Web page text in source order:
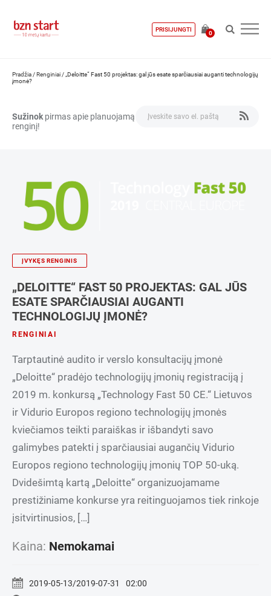
PRISIJUNGTI
0
Pradžia /Renginiai / „Deloitte“ Fast 50 projektas: gal jūs esate sparčiausiai auganti technologijų
įmonė?
Sužinok pirmas apie planuojamą
renginį!
ĮVYKĘS RENGINIS
„DELOITTE“ FAST 50 PROJEKTAS: GAL JŪS
ESATE SPARČIAUSIAI AUGANTI
TECHNOLOGIJŲ ĮMONĖ?
RENGINIAI
Tarptautinė audito ir verslo konsultacijų įmonė
„Deloitte“ pradėjo technologijų įmonių registraciją į
2019 m. konkursą „Technology Fast 50 CE.“ Lietuvos
ir Vidurio Europos regiono technologijų įmonės
kviečiamos teikti paraiškas ir išbandyti savo
galimybes patekti į sparčiausiai augančių Vidurio
Europos regiono technologijų įmonių TOP 50-uką.
Dvidešimtą kartą „Deloitte“ organizuojamame
prestižiniame konkurse yra reitinguojamos tiek rinkoje
įsitvirtinusios, […]
Kaina: Nemokamai
2019-05-13/2019-07-31
02:00